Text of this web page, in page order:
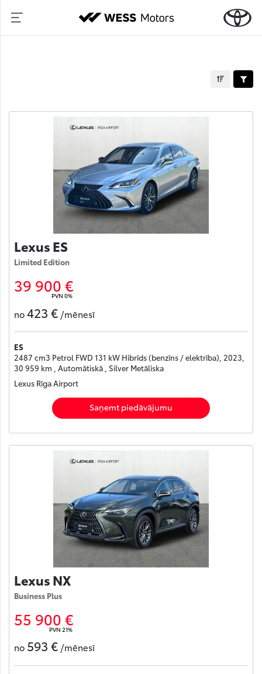
Lexus ES
Limited Edition
39 900 €
PVN 0%
no423 € /mēnesī
ES
2487 cm3 Petrol FWD 131 kW Hibrīds (benzīns / elektrība), 2023,
30 959 km , Automātiskā , Silver Metāliska
Lexus Rīga Airport
Saņemt piedāvājumu
Lexus NX
Business Plus
55 900 €
PVN 21%
no 593 € /mēnesī